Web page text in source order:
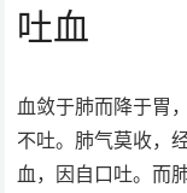
吐血
血敛于肺而降于胃
不吐。肺气莫收，
血，因自口吐。而